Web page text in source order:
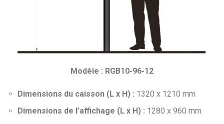
Modèle : RGB10-96-12
Dimensions du caisson (L x H) : 1320 x 1210 mm
Dimensions de l’affichage (L x H) : 1280 x 960 mm